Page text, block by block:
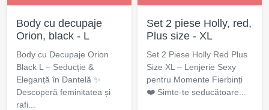
Body cu decupaje
Orion, black - L
Body cu Decupaje Orion
Black L – Seducție &
Eleganță în Dantelă ✨
Descoperă feminitatea și
rafi...
Set 2 piese Holly, red,
Plus size - XL
Set 2 Piese Holly Red Plus
Size XL – Lenjerie Sexy
pentru Momente Fierbinți
❤️ Simte-te seducătoare...